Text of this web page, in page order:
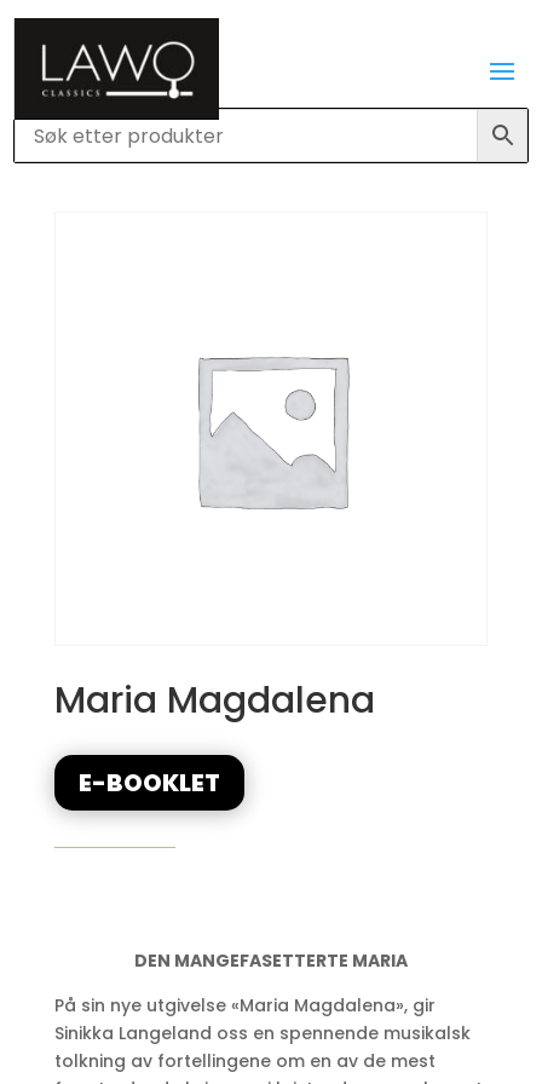
Maria Magdalena
E-BOOKLET
DEN MANGEFASETTERTE MARIA
På sin nye utgivelse «Maria Magdalena», gir
Sinikka Langeland oss en spennende musikalsk
tolkning av fortellingene om en av de mest